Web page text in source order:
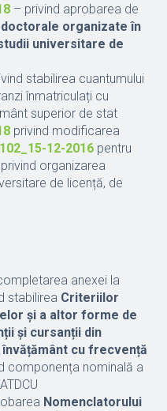
– privind aprobarea de
organizate în
universitare de
stabilirea cuantumului
înmatriculați cu
superior de stat
privind modificarea
12-2016 pentru
organizarea
de licență, de
anexei la
stabilirea Criteriilor
și a altor forme de
și cursanții din
cu frecvență
componența nominală a
Nomenclatorului